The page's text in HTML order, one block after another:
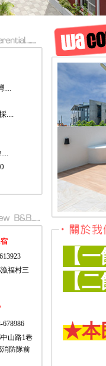
....
....
福村三
678986
山路1巷
消防隊前
【
【
★本